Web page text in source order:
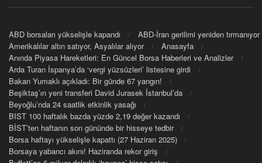
ABD borsaları yükselişle kapandı
ABD-İran gerilimi yeniden tırmanıyor
Amerikalılar altın satıyor, Asyalılar alıyor
Anasayfa
Anında Piyasa Hareketleri: En Güncel Borsa Haberleri ve Analizler
Arda Turan İspanya’da ‘vergi yüzsüzleri’ listesine girdi
Bakan Yumaklı açıkladı: Bir günde 67 yangın!
Beşiktaş’ın yeni transferi David Jurasek İstanbul’da
Beyoğlu’nda 24 saatlik etkinlik yasağı
BIST 100 haftalık bazda yüzde 2,19 değer kazandı
BİST’ten haftanın son gününde bir hisseye tedbir
Borsa haftayı yükselişle kapattı (27 Haziran 2025)
Borsaya yabancı akını! Haziranda rekor giriş